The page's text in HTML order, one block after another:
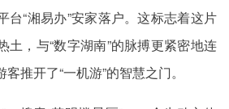
台“湘易办”安家落户。这标志着这片
土，与“数字湖南”的脉搏更紧密地连
推开了“一机游”的智慧之门。